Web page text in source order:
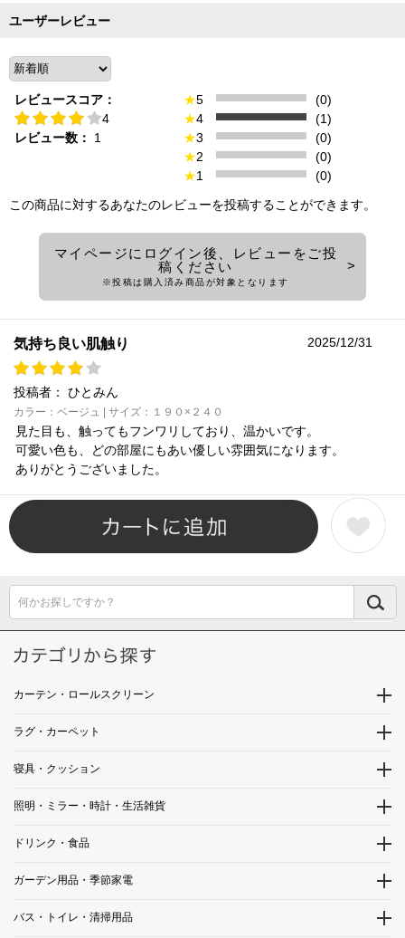
ユーザーレビュー
レビュースコア：
4
レビュー数：
1
★5
(0)
★4
(1)
★3
(0)
★2
(0)
★1
(0)
この商品に対するあなたのレビューを投稿することができます。
マイページにログイン後、レビューをご投
稿ください
※投稿は購入済み商品が対象となります
気持ち良い肌触り 2025/12/31
投稿者： ひとみん
カラー：ベージュ | サイズ：１９０×２４０
見た目も、触ってもフンワリしており、温かいです。
可愛い色も、どの部屋にもあい優しい雰囲気になります。
ありがとうございました。
何かお探しですか？
カーテン・ロールスクリーン
ラグ・カーペット
寝具・クッション
照明・ミラー・時計・生活雑貨
ドリンク・食品
ガーデン用品・季節家電
バス・トイレ・清掃用品